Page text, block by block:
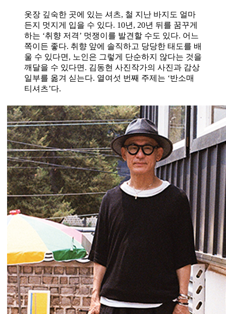
옷장 깊숙한 곳에 있는 셔츠, 철 지난 바지도 얼마
든지 멋지게 입을 수 있다. 10년, 20년 뒤를 꿈꾸게
하는 ‘취향 저격’ 멋쟁이를 발견할 수도 있다. 어느
쪽이든 좋다. 취향 앞에 솔직하고 당당한 태도를 배
울 수 있다면, 노인은 그렇게 단순하지 않다는 것을
깨달을 수 있다면. 김동현 사진작가의 사진과 감상
일부를 옮겨 싣는다. 열여섯 번째 주제는 ‘반소매
티셔츠’다.